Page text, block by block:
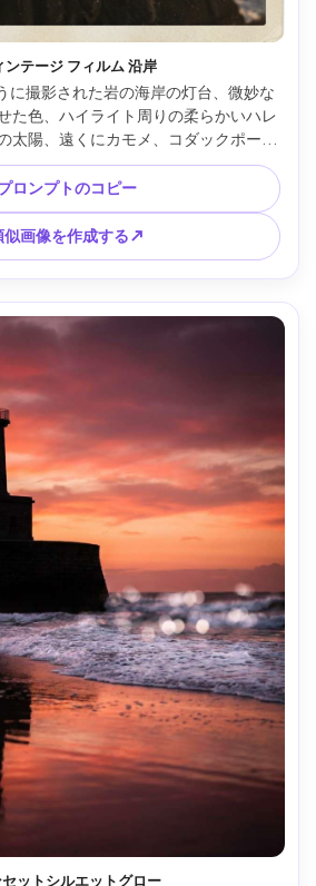
ンテージ フィルム 沿岸
に撮影された岩の海岸の灯台、微妙な
た色、ハイライト周りの柔らかいハレ
太陽、遠くにカモメ、コダックポート
レンズルック、浅い被写界深度、
しい旅行ポストカードムード --ar 4:5
ロンプトのコピー
似画像を作成する↗
ットシルエットグロー